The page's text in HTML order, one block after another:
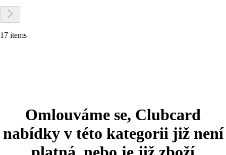
17 items
Omlouváme se, Clubcard
nabídky v této kategorii již není